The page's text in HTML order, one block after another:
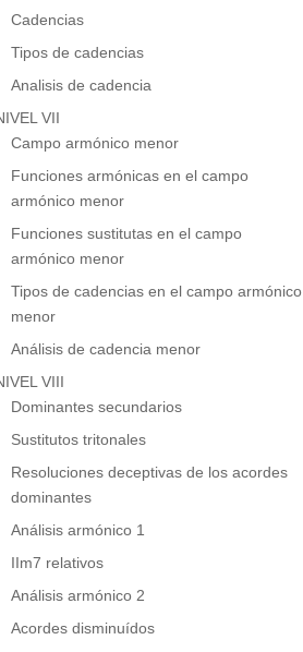
Cadencias
Tipos de cadencias
Analisis de cadencia
VII
Campo armónico menor
Funciones armónicas en el campo
armónico menor
Funciones sustitutas en el campo
armónico menor
Tipos de cadencias en el campo armónico
menor
Análisis de cadencia menor
VIII
Dominantes secundarios
Sustitutos tritonales
Resoluciones deceptivas de los acordes
dominantes
Análisis armónico 1
IIm7 relativos
Análisis armónico 2
Acordes disminuídos